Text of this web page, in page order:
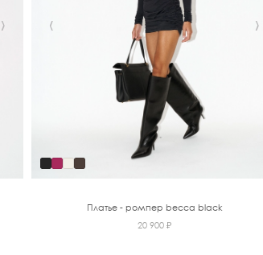
› ‹ ›
Платье - ромпер becca black
20 900 ₽